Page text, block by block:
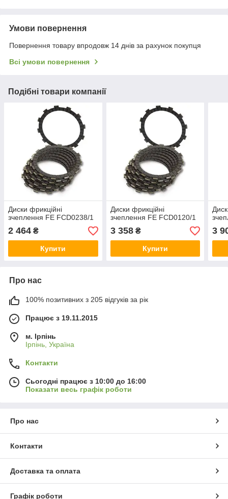
Умови повернення
Повернення товару впродовж 14 днів за рахунок покупця
Всі умови повернення
Подібні товари компанії
Диски фрикційні
зчеплення FE FCD0238/1
2 464 ₴
Купити
Диски фрикційні
зчеплення FE FCD0120/1
3 358₴
Купити
3
Про нас
100% позитивних з 205 відгуків за рік
Працює з 19.11.2015
м. Ірпінь
Ірпінь, Україна
Контакти
Сьогодні працює з 10:00 до 16:00
Показати весь графік роботи
Про нас
Контакти
Доставка та оплата
Графік роботи